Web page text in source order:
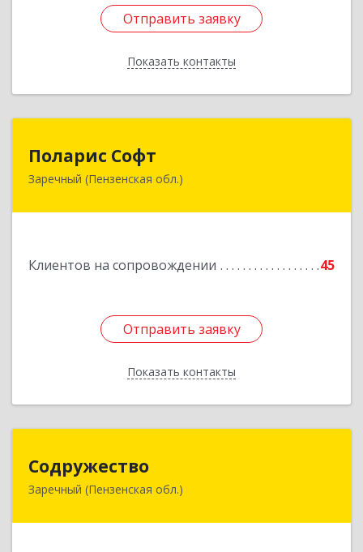
Отправить заявку
Показать контакты
Отправить заявку
Назад
Поларис Софт
Заречный (Пензенская обл.)
Клиентов на сопровождении 45
Отправить заявку
Показать контакты
442960, Пензенская обл, Заречный г,
Отправить заявку
Назад
Содружество
Заречный (Пензенская обл.)
442962, Пензенская обл, Заречный г,